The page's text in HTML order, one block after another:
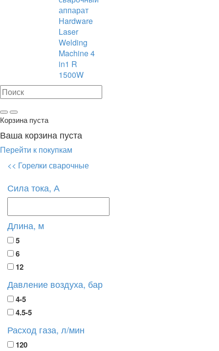
аппарат
Hardware
Laser
Welding
Machine 4
in1 R
1500W
Корзина пуста
Ваша корзина пуста
Перейти к покупкам
<< Горелки сварочные
Сила тока, А
Длина, м
5
6
12
Давление воздуха, бар
4-5
4.5-5
Расход газа, л/мин
120